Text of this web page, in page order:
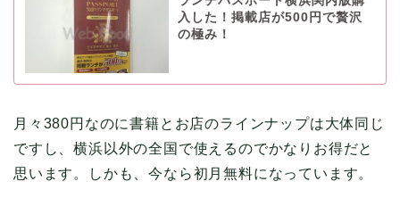
入した！掲載店が500円で贅沢
の極み！
月々380円なのに書籍とお店のラインナップは大体同じ
ですし、横浜以外の全国で使えるのでかなりお得だと
思います。しかも、今なら初月無料になっています。